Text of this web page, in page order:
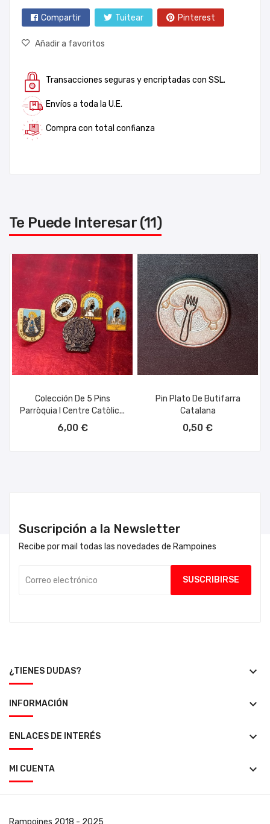
Compartir Tuitear Pinterest
Añadir a favoritos
Transacciones seguras y encriptadas con SSL.
Envíos a toda la U.E.
Compra con total confianza
Te Puede Interesar (11)
Colección De 5 Pins
Parròquia I Centre Catòlic...
6,00 €
Pin Plato De Butifarra
Catalana
0,50 €
Suscripción a la Newsletter
Recibe por mail todas las novedades de Rampoines
¿TIENES DUDAS? keyboard_arrow_down
INFORMACIÓN keyboard_arrow_down
ENLACES DE INTERÉS keyboard_arrow_down
MI CUENTA keyboard_arrow_down
Rampoines 2018 - 2025